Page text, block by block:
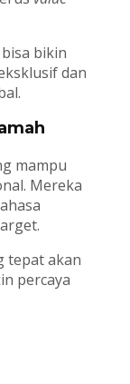
bikin
dan
mampu
Mereka
tepat akan
percaya